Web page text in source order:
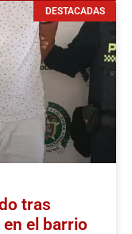
DESTACADAS
tras
el barrio